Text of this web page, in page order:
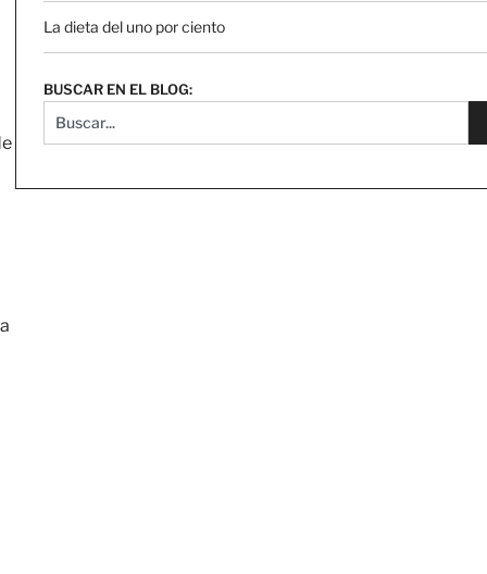
La dieta del uno por ciento
BUSCAR EN EL BLOG: